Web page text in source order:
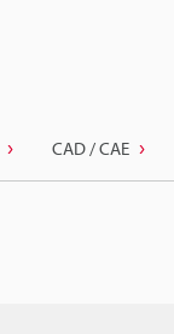
CAD / CAE